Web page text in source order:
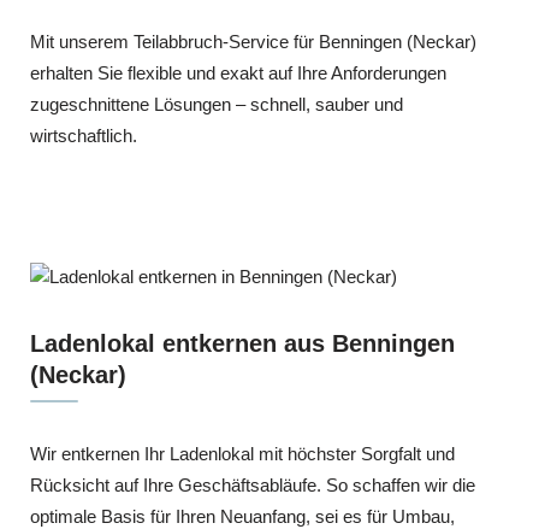
Mit unserem Teilabbruch-Service für Benningen (Neckar)
erhalten Sie flexible und exakt auf Ihre Anforderungen
zugeschnittene Lösungen – schnell, sauber und
wirtschaftlich.
Ladenlokal entkernen aus Benningen
(Neckar)
Wir entkernen Ihr Ladenlokal mit höchster Sorgfalt und
Rücksicht auf Ihre Geschäftsabläufe. So schaffen wir die
optimale Basis für Ihren Neuanfang, sei es für Umbau,